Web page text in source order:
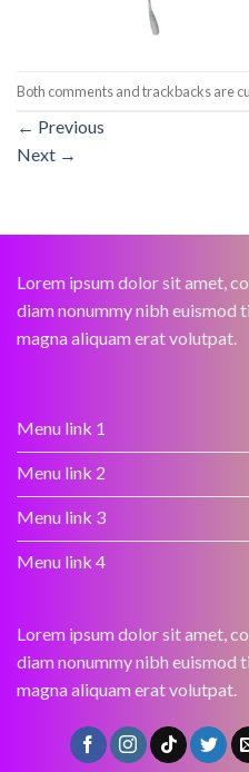
Both comments and trackbacks are
← Previous
Next →
Lorem ipsum dolor sit amet,
diam nonummy nibh euismod
magna aliquam erat volutpat.
Menu link 1
Menu link 2
Menu link 3
Menu link 4
Lorem ipsum dolor sit amet,
diam nonummy nibh euismod
magna aliquam erat volutpat.